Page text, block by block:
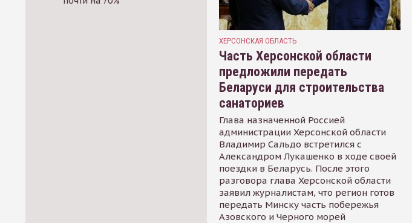
ХЕРСОНСКАЯ ОБЛАСТЬ
Часть Херсонской области
предложили передать
Беларуси для строительства
санаториев
Глава назначенной Россией
администрации Херсонской области
Владимир Сальдо встретился с
Александром Лукашенко в ходе своей
поездки в Беларусь. После этого
разговора глава Херсонской области
заявил журналистам, что регион готов
передать Минску часть побережья
Азовского и Черного морей